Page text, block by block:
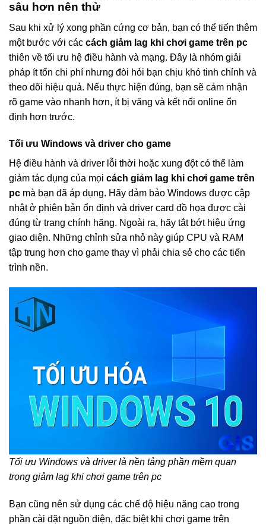
sâu hơn nên thử
Sau khi xử lý xong phần cứng cơ bản, bạn có thể tiến thêm
một bước với các cách giảm lag khi chơi game trên pc
thiên về tối ưu hệ điều hành và mạng. Đây là nhóm giải
pháp ít tốn chi phí nhưng đòi hỏi bạn chịu khó tinh chỉnh và
theo dõi hiệu quả. Nếu thực hiện đúng, bạn sẽ cảm nhận
rõ game vào nhanh hơn, ít bị văng và kết nối online ổn
định hơn trước.
Tối ưu Windows và driver cho game
Hệ điều hành và driver lỗi thời hoặc xung đột có thể làm
giảm tác dụng của mọi cách giảm lag khi chơi game trên
pc mà bạn đã áp dụng. Hãy đảm bảo Windows được cập
nhật ở phiên bản ổn định và driver card đồ họa được cài
đúng từ trang chính hãng. Ngoài ra, hãy tắt bớt hiệu ứng
giao diện. Những chỉnh sửa nhỏ này giúp CPU và RAM
tập trung hơn cho game thay vì phải chia sẻ cho các tiến
trình nền.
Tối ưu Windows và driver là nền tảng phần mềm quan
trọng giảm lag khi chơi game trên pc
Bạn cũng nên sử dụng các chế độ hiệu năng cao trong
phần cài đặt nguồn điện, đặc biệt khi chơi game trên